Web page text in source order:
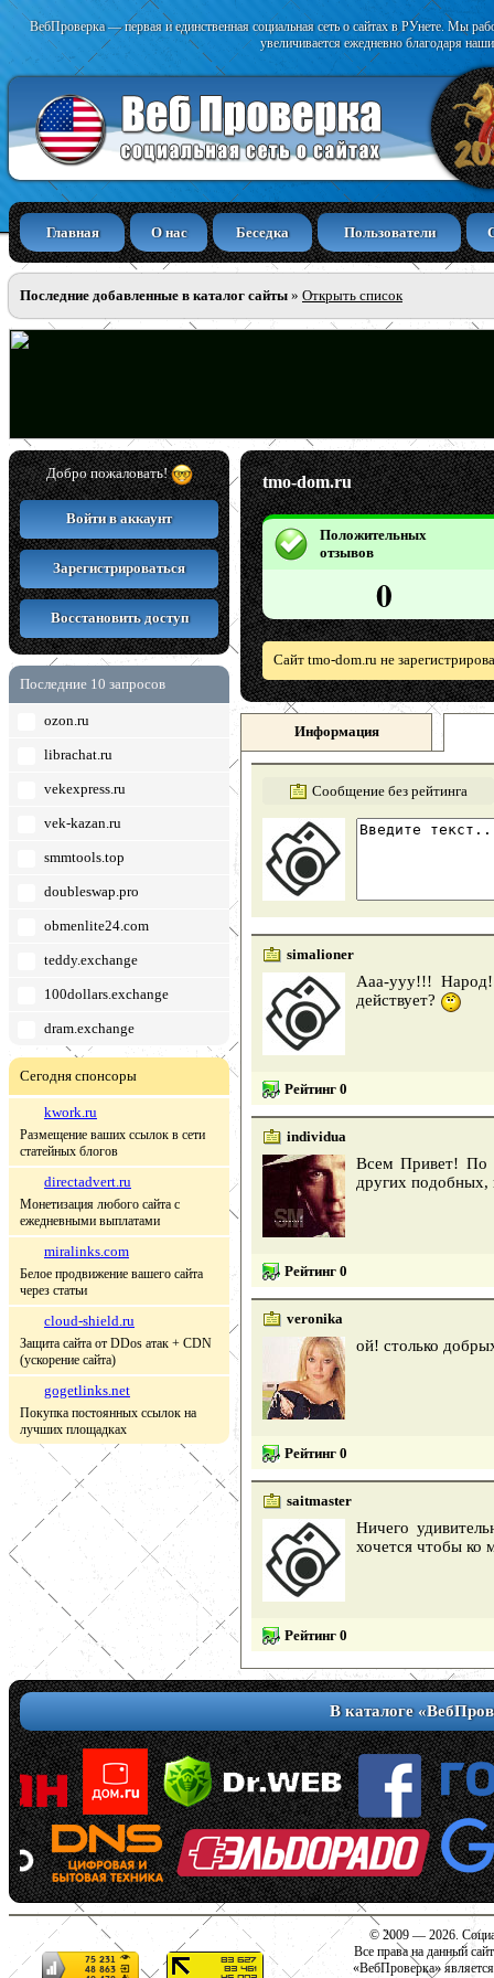
ВебПроверка — первая и единственная социальная сеть о сайтах в РУнете. Мы
увеличивается ежедневно благодаря
Главная О нас Беседка Пользователи
Последние добавленные в каталог сайты » Открыть список
Добро пожаловать!
Войти в аккаунт
Зарегистрироваться
Восстановить доступ
Последние 10 запросов
ozon.ru
librachat.ru
vekexpress.ru
vek-kazan.ru
smmtools.top
doubleswap.pro
obmenlite24.com
teddy.exchange
100dollars.exchange
dram.exchange
Сегодня спонсоры
kwork.ru
Размещение ваших ссылок в сети
статейных блогов
directadvert.ru
Монетизация любого сайта с
ежедневными выплатами
miralinks.com
Белое продвижение вашего сайта
через статьи
cloud-shield.ru
Защита сайта от DDos атак + CDN
(ускорение сайта)
gogetlinks.net
Покупка постоянных ссылок на
лучших площадках
tmo-dom.ru
Положительных
отзывов
0
Сайт tmo-dom.ru не
Информация
Сообщение без рейтинга
simalioner
Ааа-ууу!!!
действует?
Рейтинг 0
individua
Всем Привет! По
других подобных,
Рейтинг 0
veronika
ой! столько
Рейтинг 0
saitmaster
Ничего
хочется чтобы ко
Рейтинг 0
В каталоге
© 2009 — 2026.
Все права на данный
«ВебПроверка»